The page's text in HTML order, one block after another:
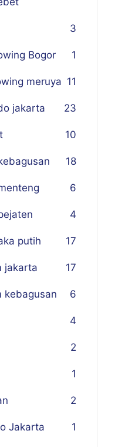
3
Bogor 1
meruya 11
jakarta 23
10
18
6
4
putih 17
jakarta 17
kebagusan 6
4
2
1
2
Jakarta 1